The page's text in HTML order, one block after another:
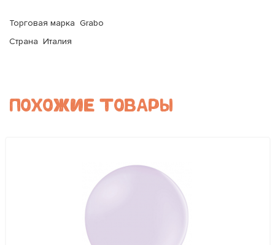
Торговая марка Grabo
Страна Италия
ПОХОЖИЕ ТОВАРЫ